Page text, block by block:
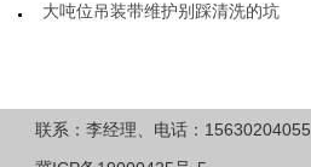
大吨位吊装带维护别踩清洗的坑
联系：李经理、电话：15630204055